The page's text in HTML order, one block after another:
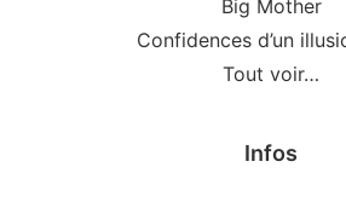
Big Mother
Confidences d’un
Tout voir…
Infos